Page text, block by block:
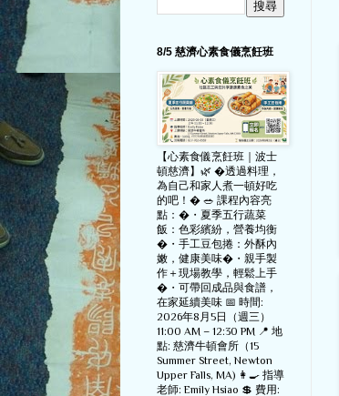
8/5 慈濟心素食儀烹飪班
【心素食儀烹飪班｜波士
頓慈濟】🌿 �透過料理，
為自己和家人煮一頓好吃
的吧！� 🥗 課程內容亮
點：�・夏季五行蔬菜
飯：色彩繽紛，營養均衡
�・手工豆包捲：外酥內
嫩，健康美味�・親手製
作＋現場教學，輕鬆上手
�・可帶回成品與食譜，
在家延續美味 📅 時間:
2026年8月5日（週三）
11:00 AM – 12:30 PM 📍 地
點: 慈濟牛頓會所（15
Summer Street, Newton
Upper Falls, MA) 👩‍🍳 指導
老師: Emily Hsiao 💲 費用: